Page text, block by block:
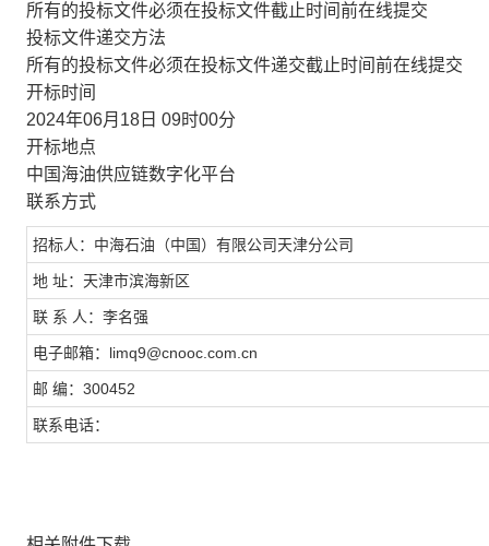
所有的投标文件必须在投标文件截止时间前在线提交
投标文件递交方法
所有的投标文件必须在投标文件递交截止时间前在线提交
开标时间
2024年06月18日 09时00分
开标地点
中国海油供应链数字化平台
联系方式
招标人：中海石油（中国）有限公司天津分公司
地 址：天津市滨海新区
联 系 人：李名强
电子邮箱：limq9@cnooc.com.cn
邮 编：300452
联系电话：